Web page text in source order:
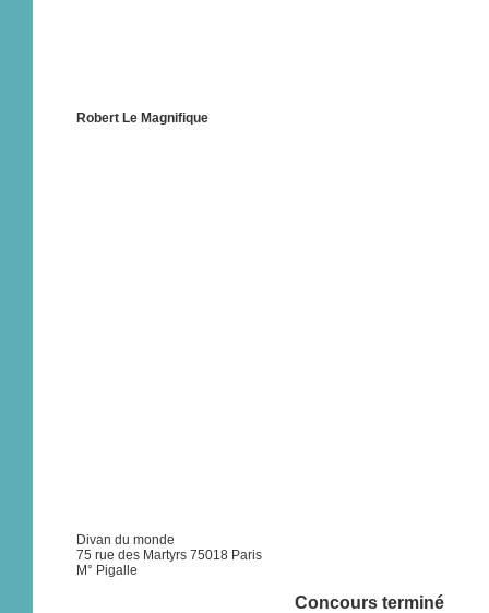
Robert Le Magnifique
Divan du monde
75 rue des Martyrs 75018 Paris
M° Pigalle
Concours terminé